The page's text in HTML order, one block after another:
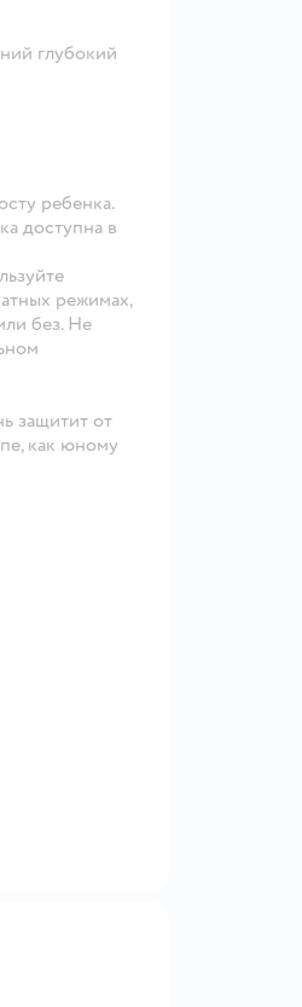
глубокий
ребенка.
доступна в
режимах,
без. Не
защитит от
как юному